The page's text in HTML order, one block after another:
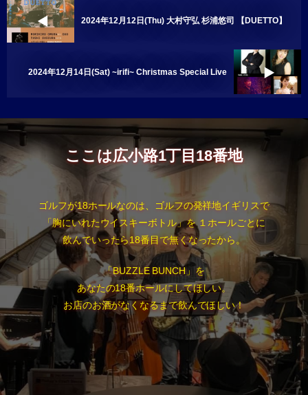
2024年12月12日(Thu) 大村守弘 杉浦悠司 【DUETTO】
2024年12月14日(Sat) ~irifi~ Christmas Special Live
ここは広小路1丁目18番地
ゴルフが18ホールなのは、ゴルフの発祥地イギリスで
「胸にいれたウイスキーボトル」を １ホールごとに
飲んでいったら18番目で無くなったから。
「BUZZLE BUNCH」を
あなたの18番ホールにしてほしい。
お店のお酒がなくなるまで飲んでほしい！